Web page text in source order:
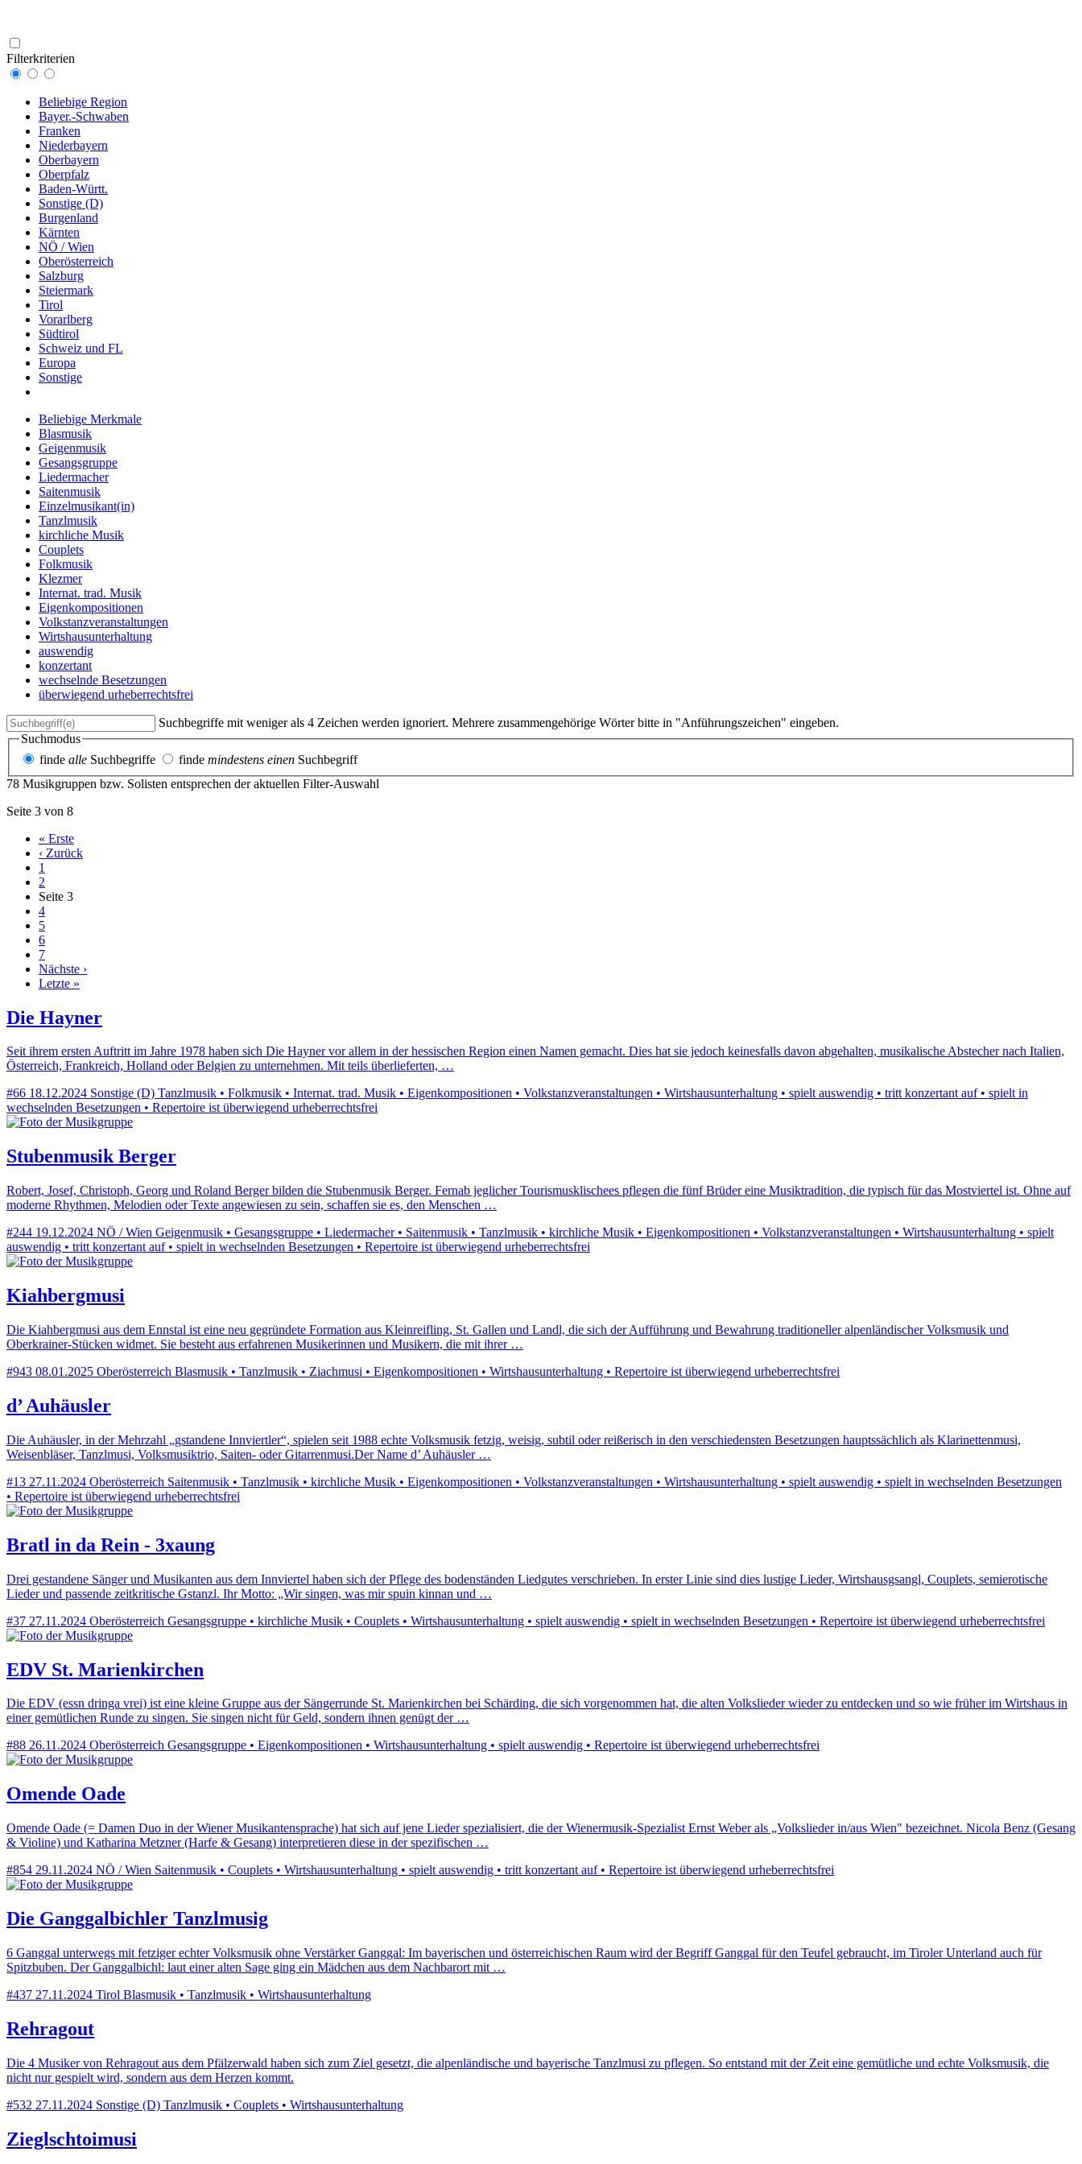
Filterkriterien
Beliebige Region
Bayer.-Schwaben
Franken
Niederbayern
Oberbayern
Oberpfalz
Baden-Württ.
Sonstige (D)
Burgenland
Kärnten
NÖ / Wien
Oberösterreich
Salzburg
Steiermark
Tirol
Vorarlberg
Südtirol
Schweiz und FL
Europa
Sonstige
Beliebige Merkmale
Blasmusik
Geigenmusik
Gesangsgruppe
Liedermacher
Saitenmusik
Einzelmusikant(in)
Tanzlmusik
kirchliche Musik
Couplets
Folkmusik
Klezmer
Internat. trad. Musik
Eigenkompositionen
Volkstanzveranstaltungen
Wirtshausunterhaltung
auswendig
konzertant
wechselnde Besetzungen
überwiegend urheberrechtsfrei
Suchbegriffe mit weniger als 4 Zeichen werden ignoriert. Mehrere zusammengehörige Wörter bitte in "Anführungszeichen" eingeben.
Suchmodus
finde alle Suchbegriffe finde mindestens einen Suchbegriff
78 Musikgruppen bzw. Solisten entsprechen der aktuellen Filter-Auswahl
Seite 3 von 8
« Erste
‹ Zurück
1
2
Seite 3
4
5
6
7
Nächste ›
Letzte »
Die Hayner
Seit ihrem ersten Auftritt im Jahre 1978 haben sich Die Hayner vor allem in der hessischen Region einen Namen gemacht. Dies hat sie jedoch keinesfalls davon abgehalten, musikalische Abstecher nach Italien,
Österreich, Frankreich, Holland oder Belgien zu unternehmen. Mit teils überlieferten, …
#66 18.12.2024 Sonstige (D) Tanzlmusik • Folkmusik • Internat. trad. Musik • Eigenkompositionen • Volkstanzveranstaltungen • Wirtshausunterhaltung • spielt auswendig • tritt konzertant auf • spielt in
wechselnden Besetzungen • Repertoire ist überwiegend urheberrechtsfrei
Stubenmusik Berger
Robert, Josef, Christoph, Georg und Roland Berger bilden die Stubenmusik Berger. Fernab jeglicher Tourismusklischees pflegen die fünf Brüder eine Musiktradition, die typisch für das Mostviertel ist. Ohne auf
moderne Rhythmen, Melodien oder Texte angewiesen zu sein, schaffen sie es, den Menschen …
#244 19.12.2024 NÖ / Wien Geigenmusik • Gesangsgruppe • Liedermacher • Saitenmusik • Tanzlmusik • kirchliche Musik • Eigenkompositionen • Volkstanzveranstaltungen • Wirtshausunterhaltung • spielt
auswendig • tritt konzertant auf • spielt in wechselnden Besetzungen • Repertoire ist überwiegend urheberrechtsfrei
Kiahbergmusi
Die Kiahbergmusi aus dem Ennstal ist eine neu gegründete Formation aus Kleinreifling, St. Gallen und Landl, die sich der Aufführung und Bewahrung traditioneller alpenländischer Volksmusik und
Oberkrainer-Stücken widmet. Sie besteht aus erfahrenen Musikerinnen und Musikern, die mit ihrer …
#943 08.01.2025 Oberösterreich Blasmusik • Tanzlmusik • Ziachmusi • Eigenkompositionen • Wirtshausunterhaltung • Repertoire ist überwiegend urheberrechtsfrei
d’ Auhäusler
Die Auhäusler, in der Mehrzahl „gstandene Innviertler“, spielen seit 1988 echte Volksmusik fetzig, weisig, subtil oder reißerisch in den verschiedensten Besetzungen hauptssächlich als Klarinettenmusi,
Weisenbläser, Tanzlmusi, Volksmusiktrio, Saiten- oder Gitarrenmusi.Der Name d’ Auhäusler …
#13 27.11.2024 Oberösterreich Saitenmusik • Tanzlmusik • kirchliche Musik • Eigenkompositionen • Volkstanzveranstaltungen • Wirtshausunterhaltung • spielt auswendig • spielt in wechselnden Besetzungen
• Repertoire ist überwiegend urheberrechtsfrei
Bratl in da Rein - 3xaung
Drei gestandene Sänger und Musikanten aus dem Innviertel haben sich der Pflege des bodenständen Liedgutes verschrieben. In erster Linie sind dies lustige Lieder, Wirtshausgsangl, Couplets, semierotische
Lieder und passende zeitkritische Gstanzl. Ihr Motto: „Wir singen, was mir spuin kinnan und …
#37 27.11.2024 Oberösterreich Gesangsgruppe • kirchliche Musik • Couplets • Wirtshausunterhaltung • spielt auswendig • spielt in wechselnden Besetzungen • Repertoire ist überwiegend urheberrechtsfrei
EDV St. Marienkirchen
Die EDV (essn dringa vrei) ist eine kleine Gruppe aus der Sängerrunde St. Marienkirchen bei Schärding, die sich vorgenommen hat, die alten Volkslieder wieder zu entdecken und so wie früher im Wirtshaus in
einer gemütlichen Runde zu singen. Sie singen nicht für Geld, sondern ihnen genügt der …
#88 26.11.2024 Oberösterreich Gesangsgruppe • Eigenkompositionen • Wirtshausunterhaltung • spielt auswendig • Repertoire ist überwiegend urheberrechtsfrei
Omende Oade
Omende Oade (= Damen Duo in der Wiener Musikantensprache) hat sich auf jene Lieder spezialisiert, die der Wienermusik-Spezialist Ernst Weber als „Volkslieder in/aus Wien" bezeichnet. Nicola Benz (Gesang
& Violine) und Katharina Metzner (Harfe & Gesang) interpretieren diese in der spezifischen …
#854 29.11.2024 NÖ / Wien Saitenmusik • Couplets • Wirtshausunterhaltung • spielt auswendig • tritt konzertant auf • Repertoire ist überwiegend urheberrechtsfrei
Die Ganggalbichler Tanzlmusig
6 Ganggal unterwegs mit fetziger echter Volksmusik ohne Verstärker Ganggal: Im bayerischen und österreichischen Raum wird der Begriff Ganggal für den Teufel gebraucht, im Tiroler Unterland auch für
Spitzbuben. Der Ganggalbichl: laut einer alten Sage ging ein Mädchen aus dem Nachbarort mit …
#437 27.11.2024 Tirol Blasmusik • Tanzlmusik • Wirtshausunterhaltung
Rehragout
Die 4 Musiker von Rehragout aus dem Pfälzerwald haben sich zum Ziel gesetzt, die alpenländische und bayerische Tanzlmusi zu pflegen. So entstand mit der Zeit eine gemütliche und echte Volksmusik, die
nicht nur gespielt wird, sondern aus dem Herzen kommt.
#532 27.11.2024 Sonstige (D) Tanzlmusik • Couplets • Wirtshausunterhaltung
Zieglschtoimusi